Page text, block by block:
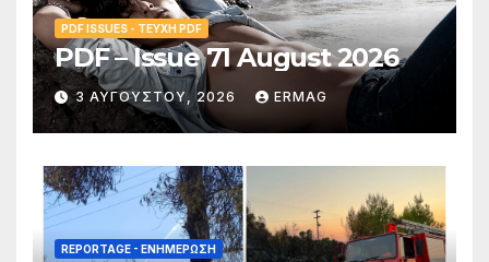
PDF ISSUES - ΤΕΎΧΗ PDF
PDF – Issue 71 August 2026
3 ΑΥΓΟΎΣΤΟΥ, 2026 ERMAG
REPORTAGE - EΝΗΜΈΡΩΣΗ